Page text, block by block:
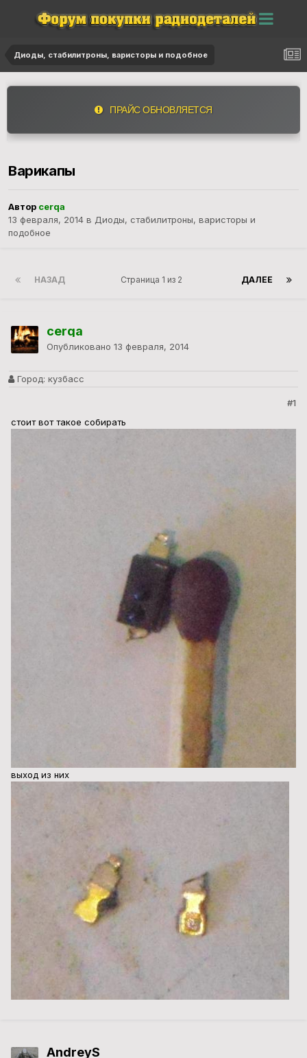
Диоды, стабилитроны, варисторы и подобное
ПРАЙС ОБНОВЛЯЕТСЯ
Варикапы
Автор cerqa
13 февраля, 2014 в Диоды, стабилитроны, варисторы и
подобное
НАЗАД ДАЛЕЕ
Страница 1 из 2
cerqa
Опубликовано 13 февраля, 2014
Город: кузбасс
#1
стоит вот такое собирать
выход из них
AndreyS